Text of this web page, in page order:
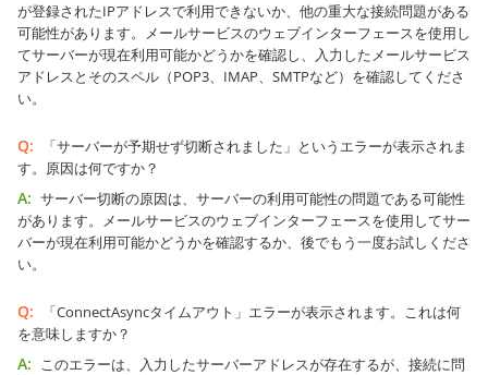
が登録されたIPアドレスで利用できないか、他の重大な接続問題がある
可能性があります。メールサービスのウェブインターフェースを使用し
てサーバーが現在利用可能かどうかを確認し、入力したメールサービス
アドレスとそのスペル（POP3、IMAP、SMTPなど）を確認してくださ
い。
Q:
「サーバーが予期せず切断されました」というエラーが表示されま
す。原因は何ですか？
A: サーバー切断の原因は、サーバーの利用可能性の問題である可能性
があります。メールサービスのウェブインターフェースを使用してサー
バーが現在利用可能かどうかを確認するか、後でもう一度お試しくださ
い。
Q:
「ConnectAsyncタイムアウト」エラーが表示されます。これは何
を意味しますか？
A: このエラーは、入力したサーバーアドレスが存在するが、接続に問